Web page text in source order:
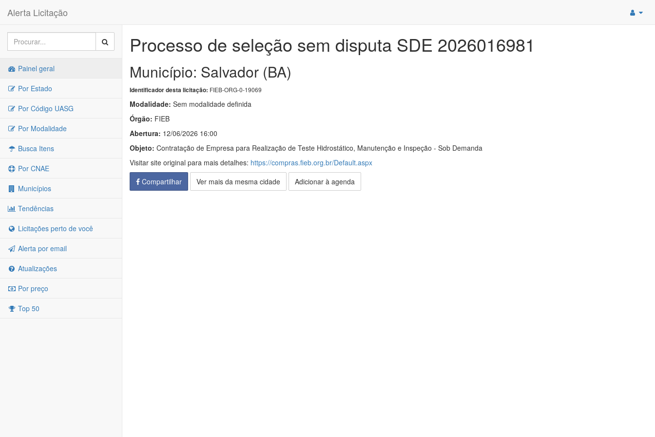
Alerta Licitação
Painel geral
Por Estado
Por Código UASG
Por Modalidade
Busca Itens
Por CNAE
Municípios
Tendências
Licitações perto de você
Alerta por email
Atualizações
Por preço
Top 50
Processo de seleção sem disputa SDE 2026016981
Município: Salvador (BA)
Identificador desta licitação: FIEB-ORG-0-19069
Modalidade: Sem modalidade definida
Órgão: FIEB
Abertura: 12/06/2026 16:00
Objeto: Contratação de Empresa para Realização de Teste Hidrostático, Manutenção e Inspeção - Sob Demanda
Visitar site original para mais detalhes: https://compras.fieb.org.br/Default.aspx
Compartilhar
Ver mais da mesma cidade Adicionar à agenda